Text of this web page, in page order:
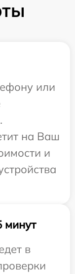
или
на Ваш
и
минут
в